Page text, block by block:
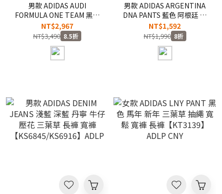
男款 ADIDAS AUDI
FORMULA ONE TEAM 黑橘
色 奧迪 賽車 聯名款 彈性 運
動 長褲【KE9098】
NT$2,967
NT$3,490 8.5折
男款 ADIDAS ARGENTINA
DNA PANTS 藍色 阿根廷 足
球 世足盃 世界盃 運動 長褲
【JZ6293】ADFIFA
NT$1,592
NT$1,990 8折